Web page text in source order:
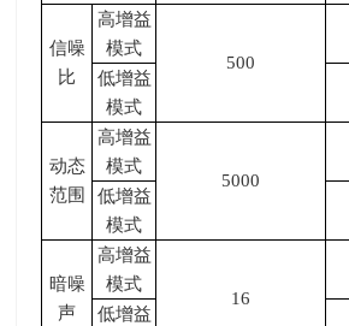
信噪
比
高增益
模式
500
低增益
模式
动态
范围
高增益
模式
5000
低增益
模式
暗噪
声
高增益
模式
16
低增益